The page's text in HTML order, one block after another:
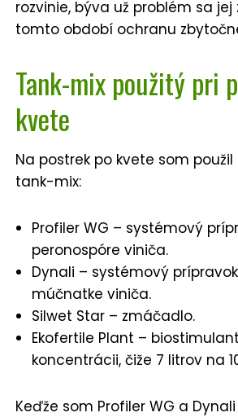
rozvinie, býva už problém sa jej
tomto období ochranu
Tank-mix použitý pri
kvete
Na postrek po kvete som
tank-mix:
Profiler WG – systémový
peronospóre viniča.
Dynali – systémový
múčnatke viniča.
Silwet Star – zmáčadlo.
Ekofertile Plant –
koncentrácii, čiže 7 litrov na
Keďže som Profiler WG a